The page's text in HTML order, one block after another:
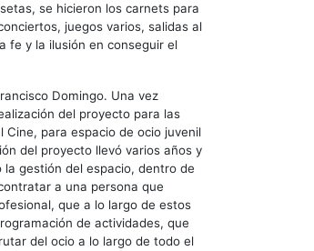
se hicieron los carnets para
juegos varios, salidas al
fe y la ilusión en conseguir el
Domingo. Una vez
del proyecto para las
para espacio de ocio juvenil
del proyecto llevó varios años y
gestión del espacio, dentro de
a una persona que
que a lo largo de estos
de actividades, que
del ocio a lo largo de todo el